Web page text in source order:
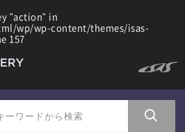
"action" in
wp/wp-content/themes/isas-
157